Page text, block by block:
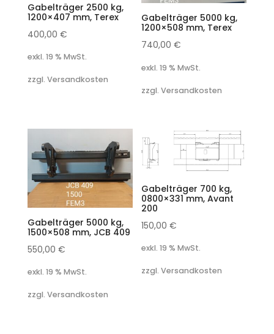
Gabelträger 2500 kg,
1200×407 mm, Terex
400,00 €
exkl. 19 % MwSt.
zzgl. Versandkosten
Gabelträger 5000 kg,
1200×508 mm, Terex
740,00€
exkl. 19 % MwSt.
zzgl. Versandkosten
Gabelträger 5000 kg,
1500×508 mm, JCB 409
550,00 €
exkl. 19 % MwSt.
zzgl. Versandkosten
Gabelträger 700 kg,
0800×331 mm, Avant
200
150,00€
exkl. 19 % MwSt.
zzgl. Versandkosten